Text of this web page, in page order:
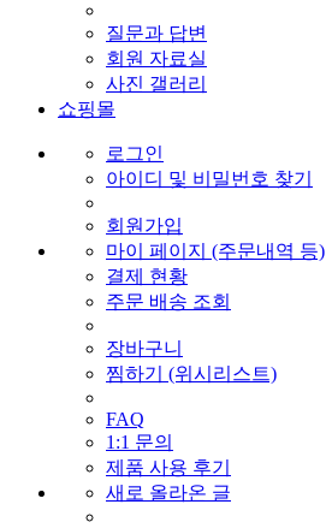
질문과 답변
회원 자료실
사진 갤러리
쇼핑몰
로그인
아이디 및 비밀번호 찾기
회원가입
마이 페이지 (주문내역 등)
결제 현황
주문 배송 조회
장바구니
찜하기 (위시리스트)
FAQ
1:1 문의
제품 사용 후기
새로 올라온 글